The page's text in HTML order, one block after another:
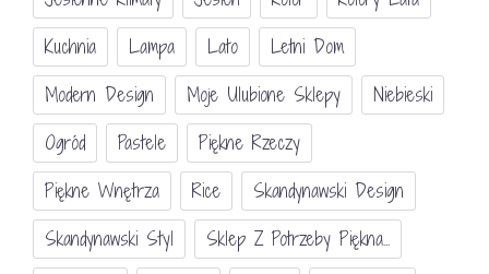
Kuchnia
Lampa Lato
Letni Dom
Modern Design
Moje Ulubione Sklepy
Niebieski
Ogród
Pastele
Piękne Rzeczy
Piękne Wnętrza
Rice
Skandynawski Design
Skandynawski Styl
Sklep Z Potrzeby Piękna...